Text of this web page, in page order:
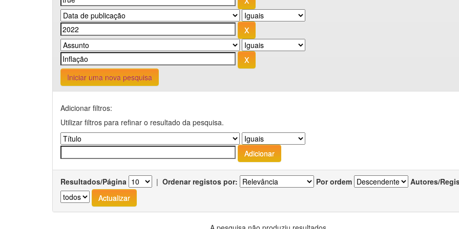
Iniciar uma nova pesquisa
Adicionar filtros:
Utilizar filtros para refinar o resultado da pesquisa.
Resultados/Página | Ordenar registos por: Por ordem Autores/